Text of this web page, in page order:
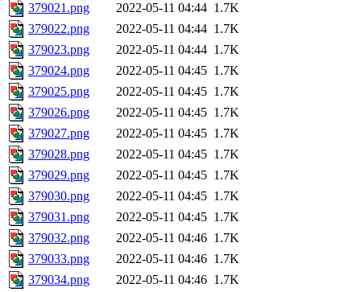
379021.png
2022-05-11 04:44 1.7K
379022.png
2022-05-11 04:44 1.7K
379023.png
2022-05-11 04:44 1.7K
379024.png
2022-05-11 04:45 1.7K
379025.png
2022-05-11 04:45 1.7K
379026.png
2022-05-11 04:45 1.7K
379027.png
2022-05-11 04:45 1.7K
379028.png
2022-05-11 04:45 1.7K
379029.png
2022-05-11 04:45 1.7K
379030.png
2022-05-11 04:45 1.7K
379031.png
2022-05-11 04:45 1.7K
379032.png
2022-05-11 04:46 1.7K
379033.png
2022-05-11 04:46 1.7K
379034.png
2022-05-11 04:46 1.7K